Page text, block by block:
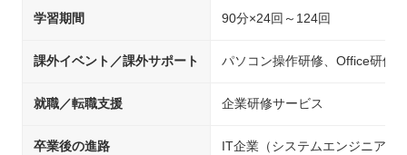
学習期間 90分×24回～124回
課外イベント／課外サポート パソコン操作研修、Office研修
就職／転職支援 企業研修サービス
卒業後の進路 IT企業（システムエンジニア／